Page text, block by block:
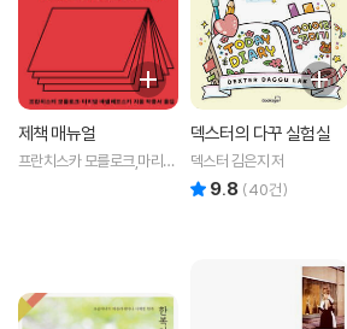
제책 매뉴얼
프란치스카 모를로크,마리암
덱스터의 다꾸 실험실
덱스터 김은지 저
9.8 (40건)